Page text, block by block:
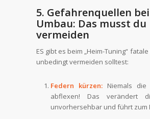
5. Gefahrenquellen
Umbau: Das musst du
vermeiden
ES gibt es beim „Heim-Tuning“
unbedingt vermeiden solltest:
Federn kürzen:Niemals die
abflexen! Das verändert
unvorhersehbar und führt zum